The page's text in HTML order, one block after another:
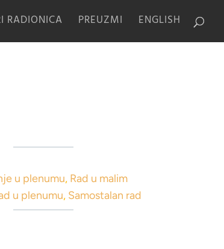
RADIONICA PREUZMI ENGLISH
u plenumu, Rad u malim
u plenumu, Samostalan rad